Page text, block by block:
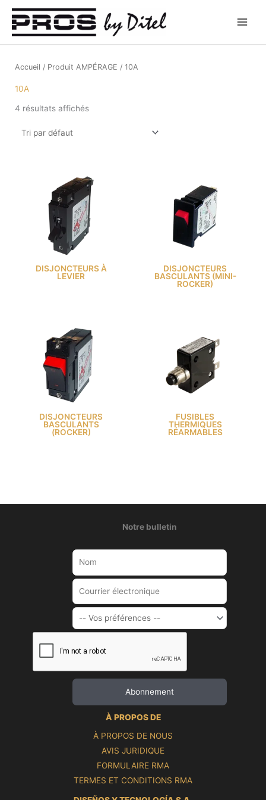
Aller
contenu
Accueil / Produit AMPÉRAGE / 10A
10A
4 résultats affichés
DISJONCTEURS À
LEVIER
DISJONCTEURS
BASCULANTS (MINI-
ROCKER)
DISJONCTEURS
BASCULANTS
(ROCKER)
FUSIBLES
THERMIQUES
RÉARMABLES
Notre bulletin
À PROPOS DE
À PROPOS DE NOUS
AVIS JURIDIQUE
FORMULAIRE RMA
TERMES ET CONDITIONS RMA